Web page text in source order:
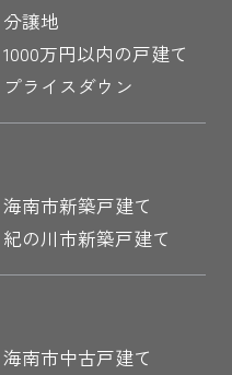
分譲地
1000万円以内の戸建て
プライスダウン
海南市新築戸建て
紀の川市新築戸建て
海南市中古戸建て